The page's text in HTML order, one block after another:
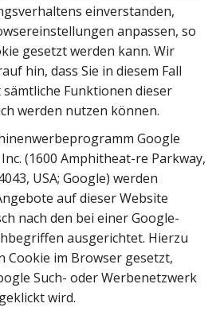
einverstanden,
anpassen, so
gesetzt werden kann. Wir
hin, dass Sie in diesem Fall
Funktionen dieser
werden nutzen können.
Google
(1600 Amphitheat-re Parkway,
USA; Google) werden
auf dieser Website
nach den bei einer Google-
ausgerichtet. Hierzu
Cookie im Browser gesetzt,
Such- oder Werbenetzwerk
wird.